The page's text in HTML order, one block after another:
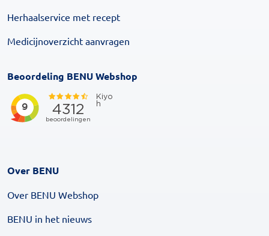
Herhaalservice met recept
Medicijnoverzicht aanvragen
Beoordeling BENU Webshop
Over BENU
Over BENU Webshop
BENU in het nieuws